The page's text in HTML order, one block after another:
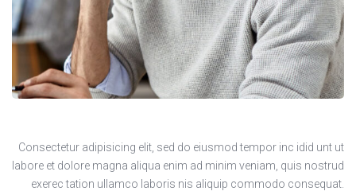
Consectetur adipisicing elit, sed do eiusmod tempor inc idid unt ut
labore et dolore magna aliqua enim ad minim veniam, quis nostrud
exerec tation ullamco laboris nis aliquip commodo consequat.